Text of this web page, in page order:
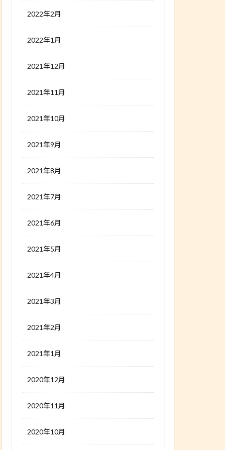
2022年2月
2022年1月
2021年12月
2021年11月
2021年10月
2021年9月
2021年8月
2021年7月
2021年6月
2021年5月
2021年4月
2021年3月
2021年2月
2021年1月
2020年12月
2020年11月
2020年10月